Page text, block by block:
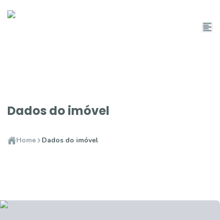
Dados do imóvel
Home Dados do imóvel